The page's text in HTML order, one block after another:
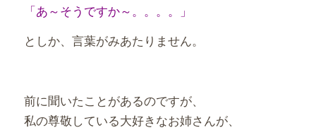
「あ～そうですか～。。。。」
としか、言葉がみあたりません。
前に聞いたことがあるのですが、
私の尊敬している大好きなお姉さんが、